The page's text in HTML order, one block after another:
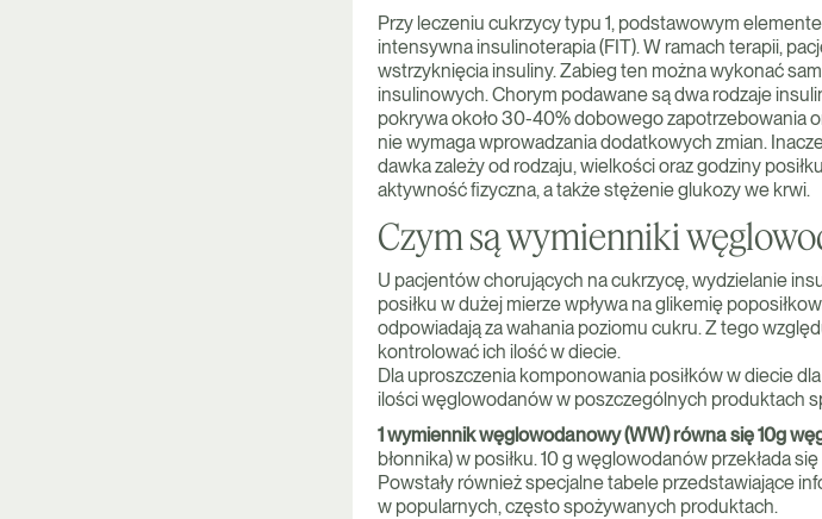
Przy leczeniu cukrzycy typu 1, podstawowym
intensywna insulinoterapia (FIT). W ramach terapii,
wstrzyknięcia insuliny. Zabieg ten można wykonać
insulinowych. Chorym podawane są dwa rodzaje
pokrywa około 30-40% dobowego zapotrzebowania
nie wymaga wprowadzania dodatkowych zmian.
dawka zależy od rodzaju, wielkości oraz godziny
aktywność fizyczna, a także stężenie glukozy we krwi.
Czym są wymienniki
U pacjentów chorujących na cukrzycę, wydzielanie
posiłku w dużej mierze wpływa na glikemię
odpowiadają za wahania poziomu cukru. Z tego
kontrolować ich ilość w diecie.
Dla uproszczenia komponowania posiłków w diecie
ilości węglowodanów w poszczególnych produktach
1 wymiennik węglowodanowy (WW) równa się 10g
błonnika) w posiłku. 10 g węglowodanów przekłada
Powstały również specjalne tabele przedstawiające
w popularnych, często spożywanych produktach.